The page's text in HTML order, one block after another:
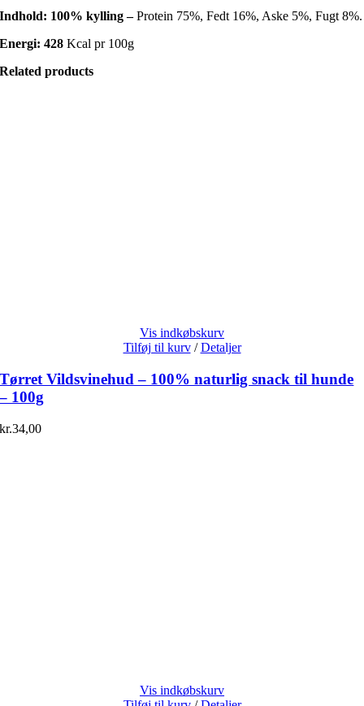
Indhold: 100% kylling –Protein 75%, Fedt 16%, Aske 5%, Fugt 8%.
Energi: 428 Kcal pr 100g
Related products
Vis indkøbskurv
Tilføj til kurv / Detaljer
Tørret Vildsvinehud – 100% naturlig snack til hunde
– 100g
kr.34,00
Vis indkøbskurv